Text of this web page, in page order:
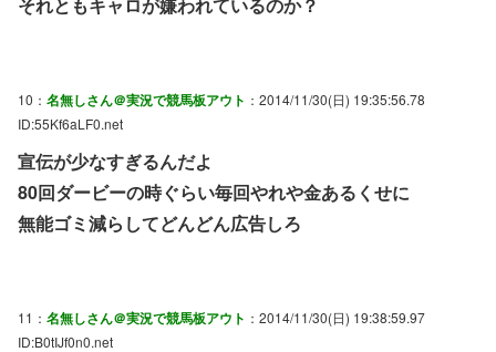
10： 名無しさん＠実況で競馬板アウト ：2014/11/30(日) 19:35:56.78
ID:55Kf6aLF0.net
宣伝が少なすぎるんだよ
80回ダービーの時ぐらい毎回やれや金あるくせに
無能ゴミ減らしてどんどん広告しろ
11： 名無しさん＠実況で競馬板アウト ：2014/11/30(日) 19:38:59.97
ID:B0tIJf0n0.net